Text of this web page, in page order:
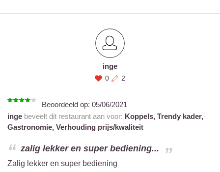
inge
0 2
Beoordeeld op: 05/06/2021
inge beveelt dit restaurant aan voor: Koppels, Trendy kader,
Gastronomie, Verhouding prijs/kwaliteit
zalig lekker en super bediening...
Zalig lekker en super bediening